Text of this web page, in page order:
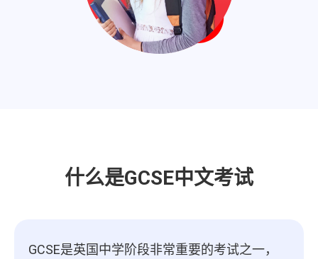
什么是GCSE中文考试
GCSE是英国中学阶段非常重要的考试之一，